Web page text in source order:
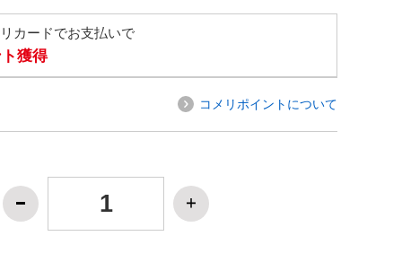
カードでお支払いで
獲得
コメリポイントについて